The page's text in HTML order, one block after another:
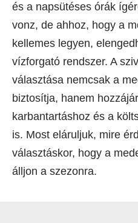
és a napsütéses órák
vonz, de ahhoz, hogy a
kellemes legyen,
vízforgató rendszer. A
választása nemcsak a
biztosítja, hanem
karbantartáshoz és a
is. Most eláruljuk, mire
választáskor, hogy a
álljon a szezonra.